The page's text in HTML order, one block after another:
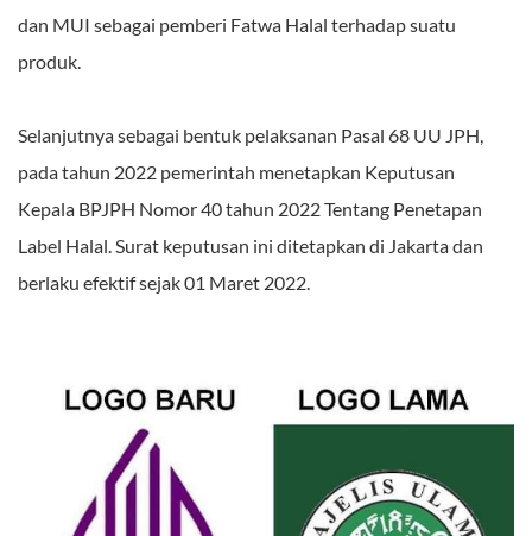
dan MUI sebagai pemberi Fatwa Halal terhadap suatu
produk.
Selanjutnya sebagai bentuk pelaksanan Pasal 68 UU JPH,
pada tahun 2022 pemerintah menetapkan Keputusan
Kepala BPJPH Nomor 40 tahun 2022 Tentang Penetapan
Label Halal. Surat keputusan ini ditetapkan di Jakarta dan
berlaku efektif sejak 01 Maret 2022.